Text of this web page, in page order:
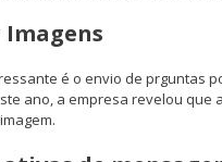
é o envio de prguntas
ano, a empresa revelou